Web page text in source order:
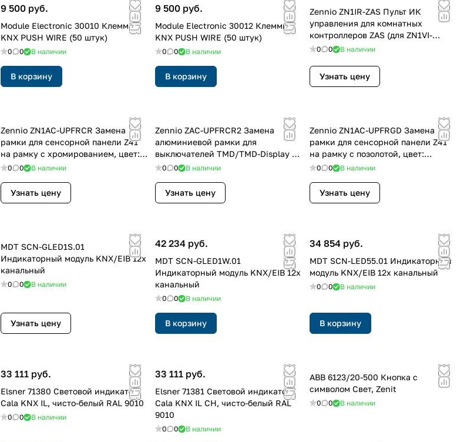
9 500 руб.
Module Electronic 30010 Клеммы
KNX PUSH WIRE (50 штук)
0 0 В наличии
В корзину
9 500 руб.
Module Electronic 30012 Клеммы
KNX PUSH WIRE (50 штук)
0 0 В наличии
В корзину
Zennio ZN1IR-ZAS Пульт ИК
управления для комнатных
контроллеров ZAS (для ZN1VI-
TPZAS)
0 0 В наличии
Узнать цену
Zennio ZN1AC-UPFRCR Замена
рамки для сенсорной панели Z41
на рамку с хромированием, цвет:
Хромирование
0 0 В наличии
Узнать цену
Zennio ZAC-UPFRCR2 Замена
алюминиевой рамки для
выключателей TMD/TMD-Display на
рамку, цвет: Хромирование
0 0 В наличии
Узнать цену
Zennio ZN1AC-UPFRGD Замена
рамки для сенсорной панели Z41
на рамку с позолотой, цвет:
Позолота
0 0 В наличии
Узнать цену
MDT SCN-GLED1S.01
Индикаторный модуль KNX/EIB 12х
канальный
0 0 В наличии
Узнать цену
42 234 руб.
MDT SCN-GLED1W.01
Индикаторный модуль KNX/EIB 12х
канальный
0 0 В наличии
В корзину
34 854 руб.
MDT SCN-LED55.01 Индикаторный
модуль KNX/EIB 12х канальный
0 0 В наличии
В корзину
33 111 руб.
Elsner 71380 Световой индикатор
Cala KNX IL, чисто-белый RAL 9010
0 0 В наличии
33 111 руб.
Elsner 71381 Световой индикатор
Cala KNX IL CH, чисто-белый RAL
9010
0 0 В наличии
ABB 6123/20-500 Кнопка с
символом Свет, Zenit
0 0 В наличии